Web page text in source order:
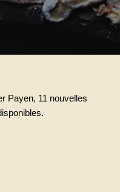
Payen, 11 nouvelles